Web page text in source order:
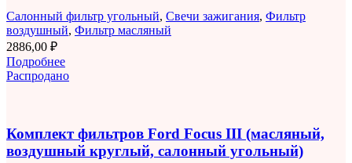
Салонный фильтр угольный, Свечи зажигания, Фильтр
воздушный, Фильтр масляный
2886,00 ₽
Подробнее
Распродано
Комплект фильтров Ford Focus III (масляный,
воздушный круглый, салонный угольный)